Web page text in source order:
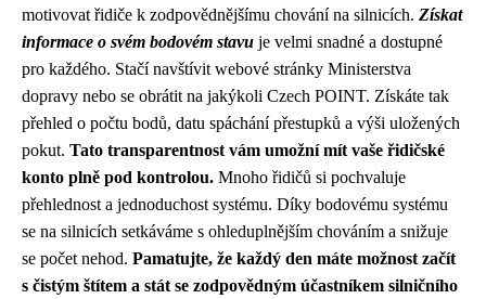
motivovat řidiče k zodpovědnějšímu chování na silnicích. Získat
informace o svém bodovém stavu je velmi snadné a dostupné
pro každého. Stačí navštívit webové stránky Ministerstva
dopravy nebo se obrátit na jakýkoli Czech POINT. Získáte tak
přehled o počtu bodů, datu spáchání přestupků a výši uložených
pokut. Tato transparentnost vám umožní mít vaše řidičské
konto plně pod kontrolou. Mnoho řidičů si pochvaluje
přehlednost a jednoduchost systému. Díky bodovému systému
se na silnicích setkáváme s ohleduplnějším chováním a snižuje
se počet nehod. Pamatujte, že každý den máte možnost začít
s čistým štítem a stát se zodpovědným účastníkem silničního